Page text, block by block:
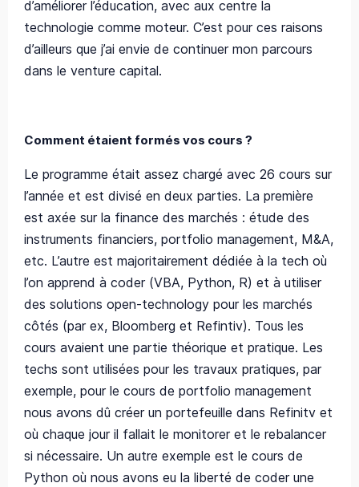
d’améliorer l’éducation, avec aux centre la
technologie comme moteur. C’est pour ces raisons
d’ailleurs que j’ai envie de continuer mon parcours
dans le venture capital.
Comment étaient formés vos cours ?
Le programme était assez chargé avec 26 cours sur
l’année et est divisé en deux parties. La première
est axée sur la finance des marchés : étude des
instruments financiers, portfolio management, M&A,
etc. L’autre est majoritairement dédiée à la tech où
l’on apprend à coder (VBA, Python, R) et à utiliser
des solutions open-technology pour les marchés
côtés (par ex, Bloomberg et Refintiv). Tous les
cours avaient une partie théorique et pratique. Les
techs sont utilisées pour les travaux pratiques, par
exemple, pour le cours de portfolio management
nous avons dû créer un portefeuille dans Refinitv et
où chaque jour il fallait le monitorer et le rebalancer
si nécessaire. Un autre exemple est le cours de
Python où nous avons eu la liberté de coder une